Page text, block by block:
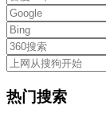
热门搜索